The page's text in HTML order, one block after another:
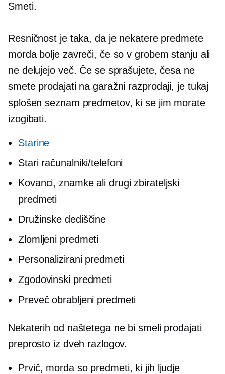
Smeti.
Resničnost je taka, da je nekatere predmete
morda bolje zavreči, če so v grobem stanju ali
ne delujejo več. Če se sprašujete, česa ne
smete prodajati na garažni razprodaji, je tukaj
splošen seznam predmetov, ki se jim morate
izogibati.
Starine
Stari računalniki/telefoni
Kovanci, znamke ali drugi zbirateljski
predmeti
Družinske dediščine
Zlomljeni predmeti
Personalizirani predmeti
Zgodovinski predmeti
Preveč obrabljeni predmeti
Nekaterih od naštetega ne bi smeli prodajati
preprosto iz dveh razlogov.
Prvič, morda so predmeti, ki jih ljudje